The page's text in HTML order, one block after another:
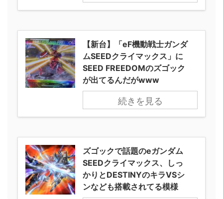
【新台】「eF機動戦士ガンダ
ムSEEDクライマックス」に
SEED FREEDOMのズゴック
が出てるんだがwww
続きを見る
ズゴックで話題のeガンダム
SEEDクライマックス、しっ
かりとDESTINYのキラVSシ
ンなども搭載されてる模様